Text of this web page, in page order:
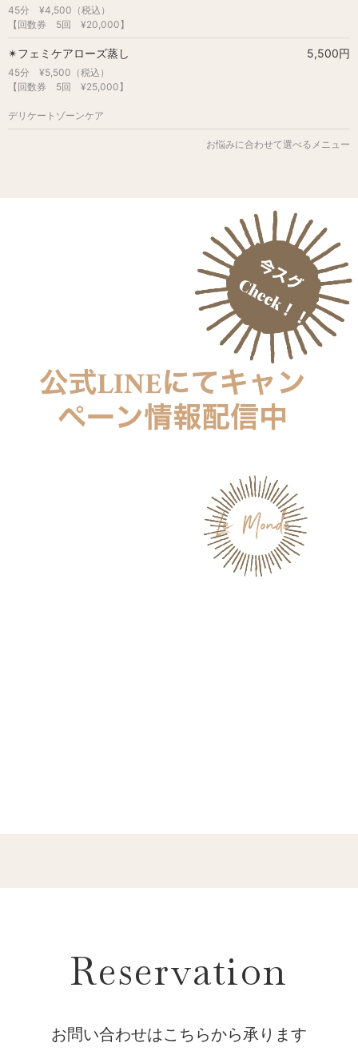
45分 ¥4,500（税込）
【回数券 5回 ¥20,000】
✴︎フェミケアローズ蒸し 5,500円
45分 ¥5,500（税込）
【回数券 5回 ¥25,000】
デリケートゾーンケア
お悩みに合わせて選べるメニュー
Reservation
お問い合わせはこちらから承ります